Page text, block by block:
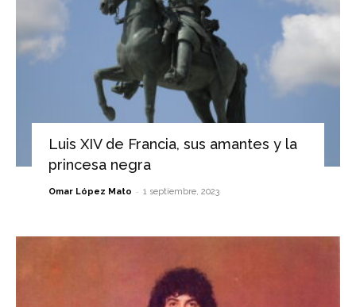
Luis XIV de Francia, sus amantes y la
princesa negra
Omar López Mato - 1 septiembre, 2023